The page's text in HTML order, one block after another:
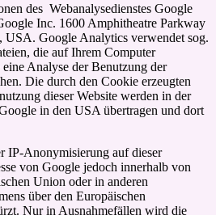
des Webanalysedienstes Google
Inc. 1600 Amphitheatre Parkway
Google Analytics verwendet sog.
die auf Ihrem Computer
Analyse der Benutzung der
Die durch den Cookie erzeugten
dieser Website werden in der
in den USA übertragen und dort
IP-Anonymisierung auf dieser
von Google jedoch innerhalb von
Union oder in anderen
über den Europäischen
Nur in Ausnahmefällen wird die